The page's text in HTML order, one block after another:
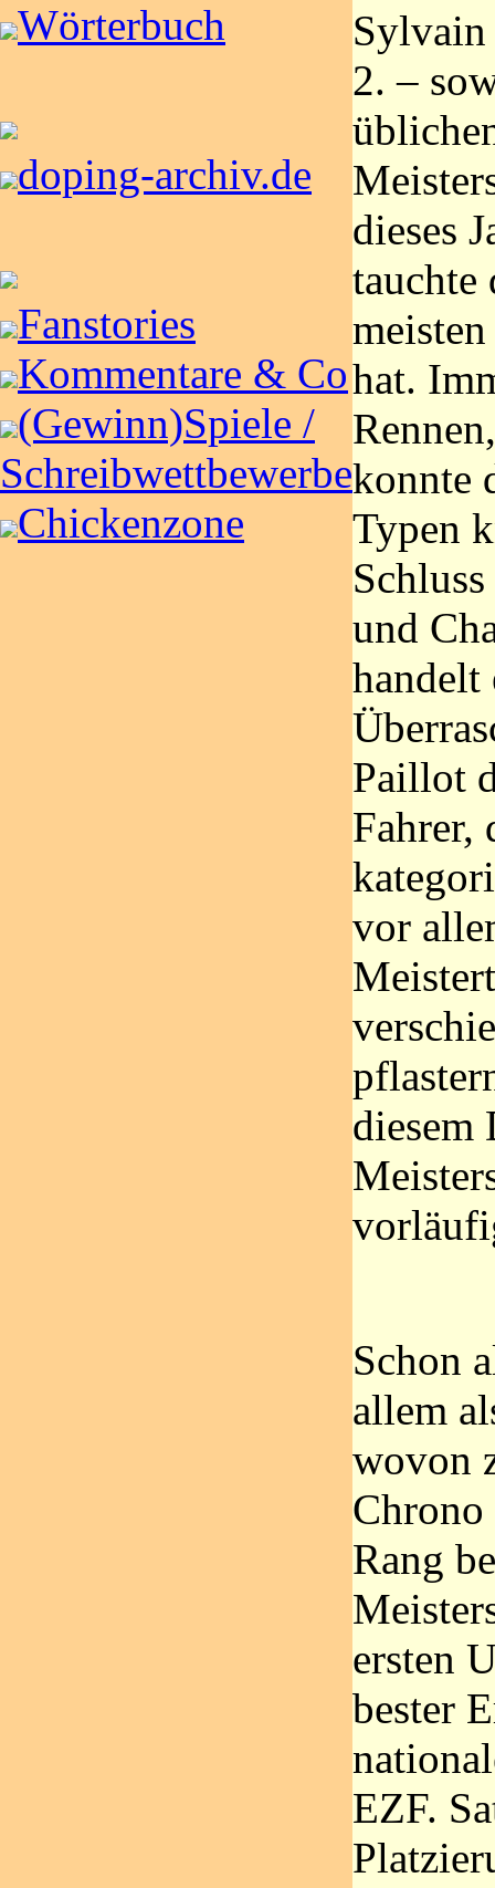
Wörterbuch
doping-archiv.de
Fanstories
Kommentare & Co
(Gewinn)Spiele /
Schreibwettbewerbe
Chickenzone
Sylvain
2. –
dieses
tauchte
hat.
konnte
Typen
und
handelt
Paillot
Fahrer,
vor
diesem
Schon
allem
wovon
Chrono
Rang
ersten
bester
EZF.